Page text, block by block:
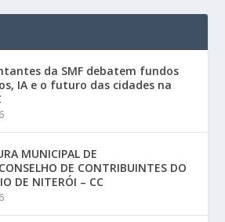
da SMF debatem fundos
IA e o futuro das cidades na
MUNICIPAL DE
DE CONTRIBUINTES DO
DE NITERÓI – CC